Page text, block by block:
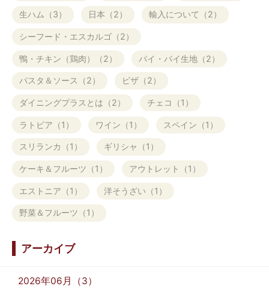
生ハム（3） 日本（2） 輸入について（2）
シーフード・エスカルゴ（2）
鴨・チキン（鶏肉）（2） パイ・パイ生地（2）
パスタ＆ソース（2） ピザ（2）
ダイニングプラスとは（2） チェコ（1）
ラトビア（1） ワイン（1） スペイン（1）
スリランカ（1） ギリシャ（1）
ケーキ＆フルーツ（1） アウトレット（1）
エストニア（1） 洋そうざい（1）
野菜＆フルーツ（1）
アーカイブ
2026年06月（3）